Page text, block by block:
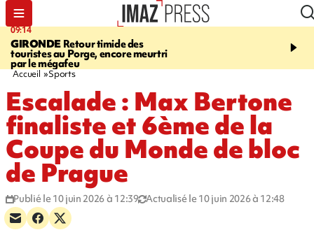
09:14
GIRONDE Retour timide des
touristes au Porge, encore meurtri
par le mégafeu
13:09
Des
font cinq morts en
Accueil Sports
Escalade : Max Bertone
finaliste et 6ème de la
Coupe du Monde de bloc
de Prague
Publié le 10 juin 2026 à 12:39 Actualisé le 10 juin 2026 à 12:48